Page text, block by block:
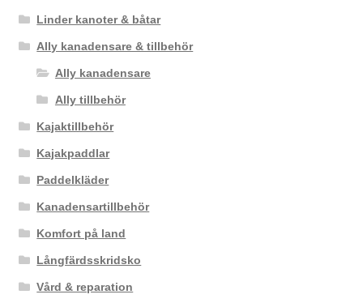
Linder kanoter & båtar
Ally kanadensare & tillbehör
Ally kanadensare
Ally tillbehör
Kajaktillbehör
Kajakpaddlar
Paddelkläder
Kanadensartillbehör
Komfort på land
Långfärdsskridsko
Vård & reparation